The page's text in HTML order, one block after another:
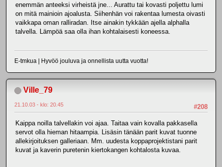
enemmän anteeksi virheistä jne... Aurattu tai kovasti poljettu lumi
on mitä mainioin ajoalusta. Siihenhän voi rakentaa lumesta oivasti
vaikkapa oman ralliradan. Itse ainakin tykkään ajella alphalla
talvella. Lämpöä saa olla ihan kohtalaisesti koneessa.
E-tmkua | Hyvöö jouluva ja onnellista uutta vuotta!
Ville_79
#208
21.10.03 - klo: 20.45
Kaippa noilla talvellakin voi ajaa. Taitaa vain kovalla pakkasella
servot olla hieman hitaampia. Lisäsin tänään parit kuvat tuonne
allekirjoituksen galleriaan. Mm. uudesta koppaprojektistani parit
kuvat ja kaverin puretenin kiertokangen kohtalosta kuvaa.